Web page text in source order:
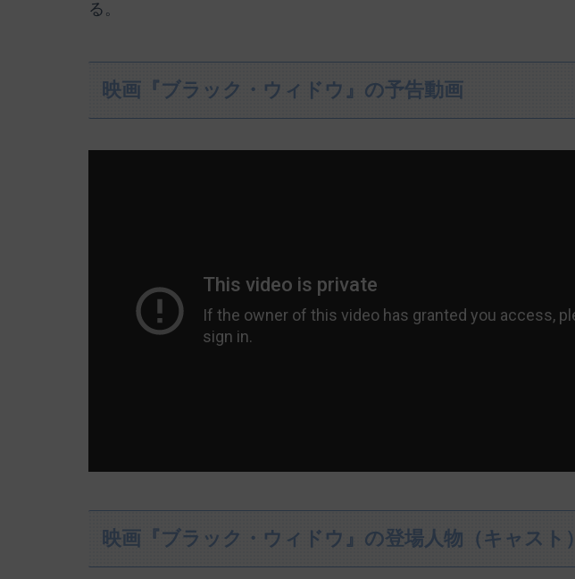
る。
映画『ブラック・ウィドウ』の予告動画
映画『ブラック・ウィドウ』の登場人物（キャスト）